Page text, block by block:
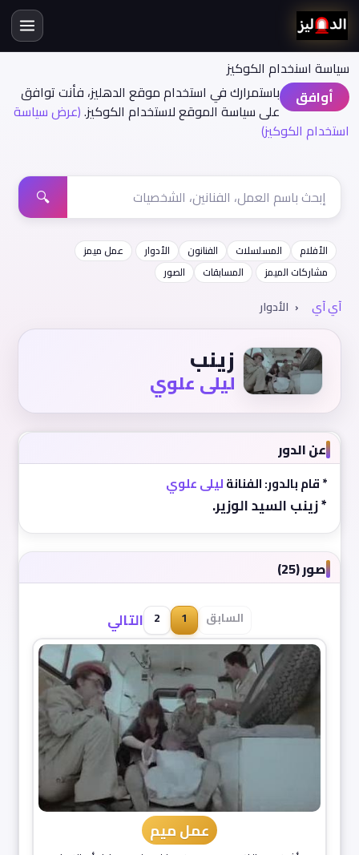
سياسة اسنخدام الكوكيز
أوافق
باستمرارك في استخدام موقع الدهليز، فأنت توافق
على سياسة الموقع لاستخدام الكوكيز.(عرض سياسة
استخدام الكوكيز)
🔍
الأفلام المسلسلات الفنانون الأدوار
عمل ميمز
مشاركات الميمز
المسابقات الصور
آي آي الأدوار
زينب
ليلى علوي
عن الدور
* قام بالدور: الفنانةليلى علوي
* زينب السيد الوزير.
صور (25)
السابق 1
2 التالي
عمل ميم